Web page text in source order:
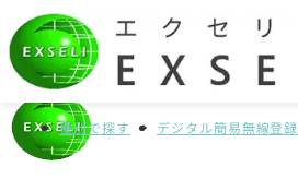
種別で探す デジタル簡易無線登